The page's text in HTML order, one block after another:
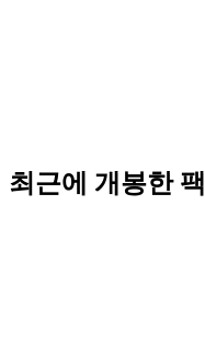
최근에 개봉한 팩